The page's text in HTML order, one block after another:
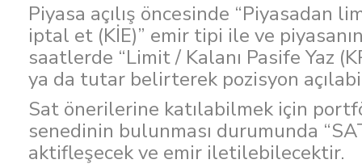
Piyasa açılış öncesinde “Piyasadan
iptal et (KİE)” emir tipi ile ve
saatlerde “Limit / Kalanı Pasife Yaz
ya da tutar belirterek pozisyon
Sat önerilerine katılabilmek için
senedinin bulunması durumunda
aktifleşecek ve emir iletilebilecektir.